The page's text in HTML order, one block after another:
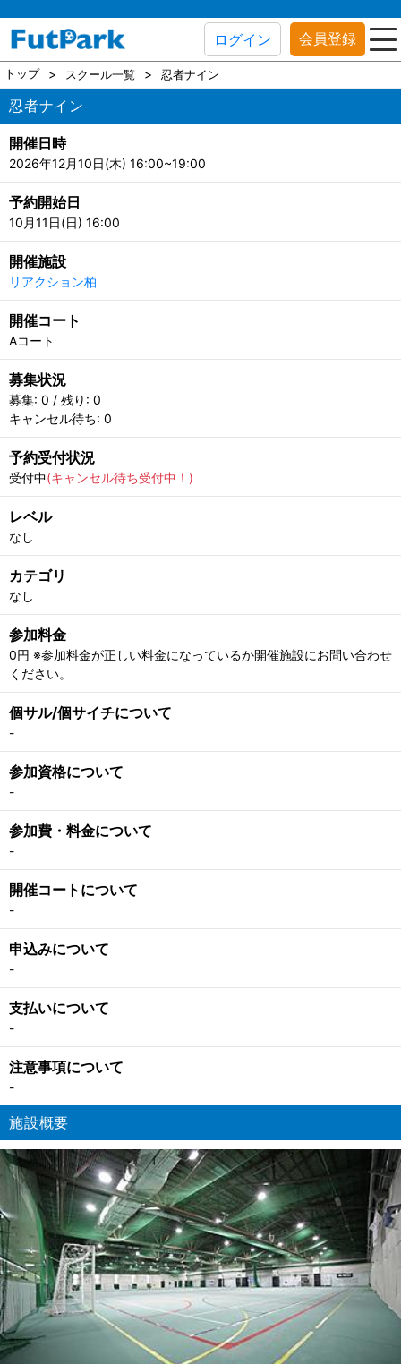
ログイン 会員登録
トップ スクール一覧 忍者ナイン
忍者ナイン
開催日時
2026年12月10日(木) 16:00~19:00
予約開始日
10月11日(日) 16:00
開催施設
リアクション柏
開催コート
Aコート
募集状況
募集: 0 / 残り: 0
キャンセル待ち: 0
予約受付状況
受付中(キャンセル待ち受付中！)
レベル
なし
カテゴリ
なし
参加料金
0円 ※参加料金が正しい料金になっているか開催施設にお問い合わせ
ください。
個サル/個サイチについて
-
参加資格について
-
参加費・料金について
-
開催コートについて
-
申込みについて
-
支払いについて
-
注意事項について
-
施設概要